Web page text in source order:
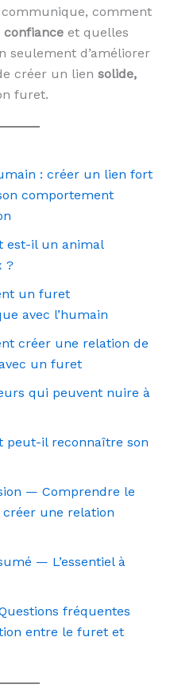
comment
confiance et quelles
seulement d’améliorer
créer un lien solide,
furet.
: créer un lien fort
comportement
est-il un animal
?
un furet
avec l’humain
créer une relation de
un furet
qui peuvent nuire à
peut-il reconnaître son
— Comprendre le
une relation
— L’essentiel à
fréquentes
entre le furet et